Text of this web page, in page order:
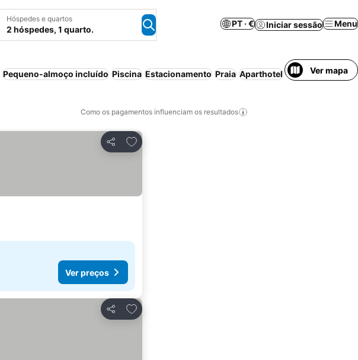
Hóspedes e quartos
2 hóspedes, 1 quarto.
PT · € Iniciar sessão Menu
Pequeno-almoço incluído Piscina Estacionamento Praia Aparthotel Ver mapa
Como os pagamentos influenciam os resultados
Partilhar
Adicionar aos favoritos
Ver preços
Partilhar
Adicionar aos favoritos